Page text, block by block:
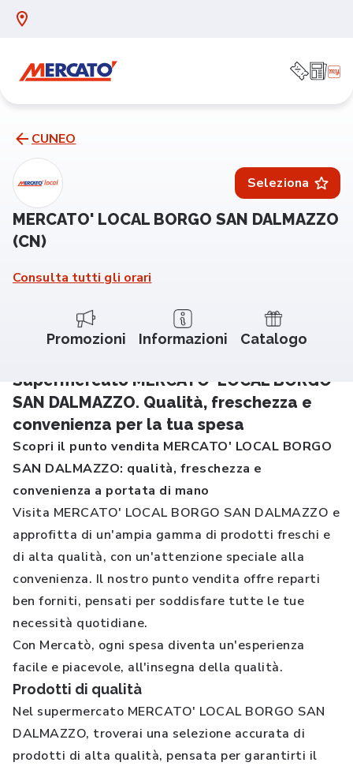
CUNEO
Seleziona
MERCATO' LOCAL BORGO SAN DALMAZZO
(CN)
Consulta tutti gli orari
Promozioni Informazioni Catalogo
Supermercato MERCATO' LOCAL BORGO
SAN DALMAZZO. Qualità, freschezza e
convenienza per la tua spesa
Scopri il punto vendita MERCATO' LOCAL BORGO
SAN DALMAZZO: qualità, freschezza e
convenienza a portata di mano
Visita MERCATO' LOCAL BORGO SAN DALMAZZO e
approfitta di un'ampia gamma di prodotti freschi e
di alta qualità, con un'attenzione speciale alla
convenienza. Il nostro punto vendita offre reparti
ben forniti, pensati per soddisfare tutte le tue
necessità quotidiane.
Con Mercatò, ogni spesa diventa un'esperienza
facile e piacevole, all'insegna della qualità.
Prodotti di qualità
Nel supermercato MERCATO' LOCAL BORGO SAN
DALMAZZO, troverai una selezione accurata di
prodotti di alta qualità, pensata per garantirti il